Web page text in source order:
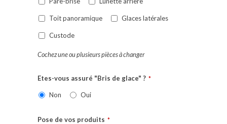
Toit panoramique Glaces latérales
Custode
Cochez une ou plusieurs pièces à changer
Etes-vous assuré "Bris de glace" ? *
Non Oui
Pose de vos produits *